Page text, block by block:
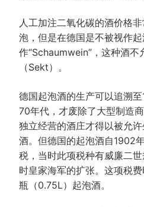
人工加注二氧化碳的酒价格
泡，但是在德国是不被视作
作“Schaumwein”，这种酒不
（Sekt）。
德国起泡酒的生产可以追溯
70年代，才废除了大型制造
独立经营的酒庄才得以被允
酒。但德国的起泡酒自1902
税，当时此项税种有威廉二
时皇家海军的扩张。这项税
瓶（0.75L）起泡酒。